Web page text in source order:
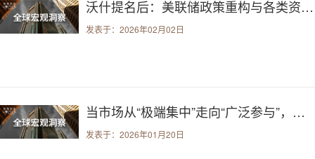
沃什提名后：美联储政策重构与各类资产波动机遇解析
发表于：2026年02月02日
当市场从“极端集中”走向“广泛参与”，真正的主线在哪里？
发表于：2026年01月20日